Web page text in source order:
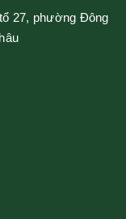
27, phường Đông